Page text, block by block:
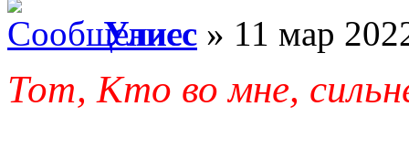
Улисс » 11 мар
Тот, Кто во мне,